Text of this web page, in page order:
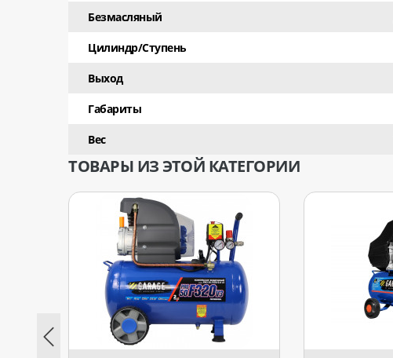
Безмасляный
Цилиндр/Ступень
Выход
Габариты
Вес
ТОВАРЫ ИЗ ЭТОЙ КАТЕГОРИИ